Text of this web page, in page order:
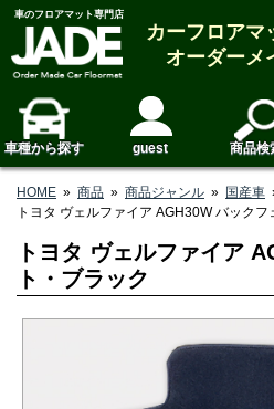
車のフロアマット専門店
カーフロアマ
オーダーメ
車種から探す guest 商品検
HOME » 商品 » 商品ジャンル » 国産車
トヨタ ヴェルファイア AGH30W バックフ
トヨタ ヴェルファイア
ト・ブラック